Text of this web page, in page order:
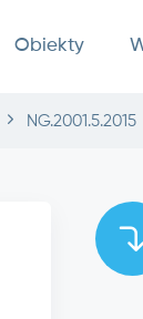
Obiekty
NG.2001.5.2015